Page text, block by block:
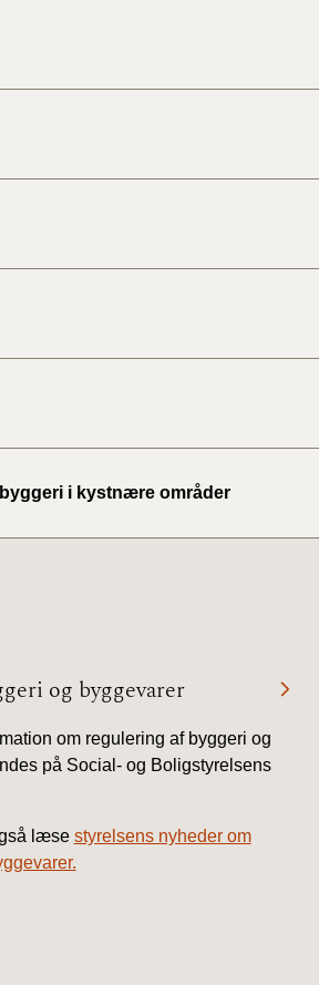
i kystnære områder
og byggevarer
om regulering af byggeri og
på Social- og Boligstyrelsens
læse styrelsens nyheder om